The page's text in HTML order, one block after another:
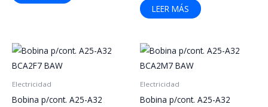
LEER MÁS
Electricidad
Bobina p/cont. A25-A32
Electricidad
Bobina p/cont. A25-A32